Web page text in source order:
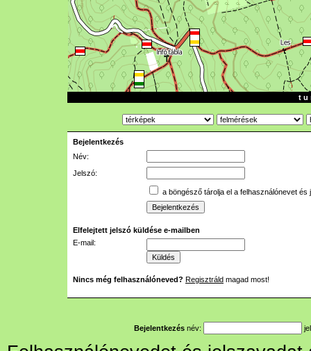
t u
Bejelentkezés
Név:
Jelszó:
a böngésző tárolja el a felhasználónevet és
Elfelejtett jelszó küldése e-mailben
E-mail:
Nincs még felhasználóneved? Regisztráld magad most!
Bejelentkezés név: